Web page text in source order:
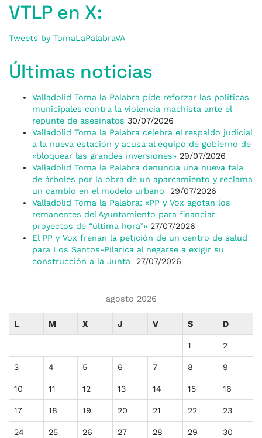
VTLP en X:
Tweets by TomaLaPalabraVA
Últimas noticias
Valladolid Toma la Palabra pide reforzar las políticas
municipales contra la violencia machista ante el
repunte de asesinatos 30/07/2026
Valladolid Toma la Palabra celebra el respaldo judicial
a la nueva estación y acusa al equipo de gobierno de
«bloquear las grandes inversiones» 29/07/2026
Valladolid Toma la Palabra denuncia una nueva tala
de árboles por la obra de un aparcamiento y reclama
un cambio en el modelo urbano
29/07/2026
Valladolid Toma la Palabra: «PP y Vox agotan los
remanentes del Ayuntamiento para financiar
proyectos de “última hora”» 27/07/2026
El PP y Vox frenan la petición de un centro de salud
para Los Santos-Pilarica al negarse a exigir su
construcción a la Junta
27/07/2026
agosto 2026
L M X J V S D
1 2
3 4 5 6 7 8 9
10 11 12 13 14 15 16
17 18 19 20 21 22 23
24 25 26 27 28 29 30